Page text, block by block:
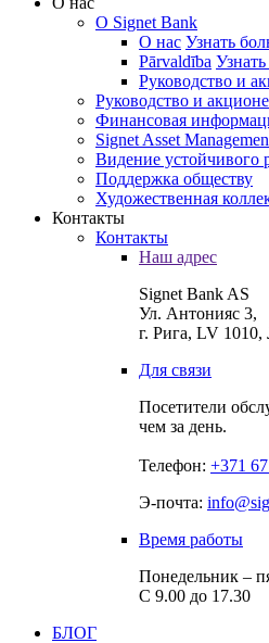
O Signet Bank
О нас Узнать
Pārvaldība
Руководство и
Руководство и
Финансовая
Signet Asset
Видение устойчивого
Поддержка обществу
Художественная
Контакты
Контакты
Наш адрес
Signet Bank AS
Ул. Антонияс 3,
г. Рига, LV 1010,
Для связи
Посетители
чем за день.
Телефон: +371
Э-почта:
Время работы
Понедельник –
С 9.00 до 17.30
БЛОГ